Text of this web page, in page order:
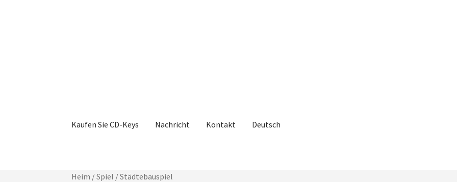
Kaufen Sie CD-Keys Nachricht Kontakt Deutsch
Heim /Spiel /Städtebauspiel